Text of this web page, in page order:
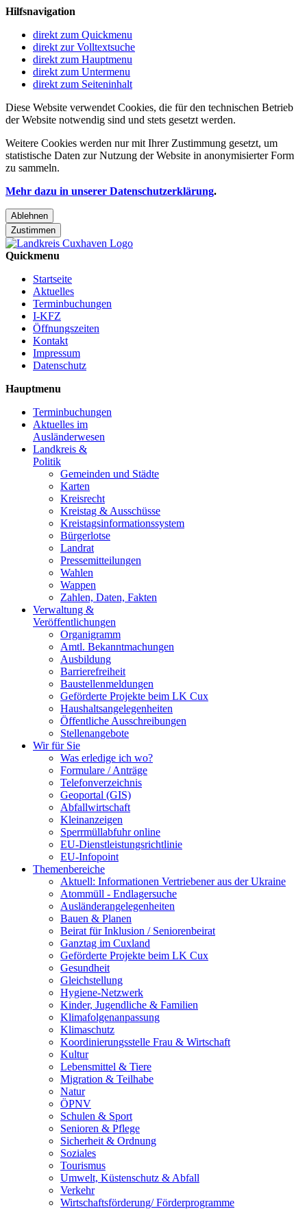
Hilfsnavigation
direkt zum Quickmenu
direkt zur Volltextsuche
direkt zum Hauptmenu
direkt zum Untermenu
direkt zum Seiteninhalt
Diese Website verwendet Cookies, die für den technischen Betrieb
der Website notwendig sind und stets gesetzt werden.
Weitere Cookies werden nur mit Ihrer Zustimmung gesetzt, um
statistische Daten zur Nutzung der Website in anonymisierter Form
zu sammeln.
Mehr dazu in unserer Datenschutzerklärung.
Ablehnen
Zustimmen
Quickmenu
Startseite
Aktuelles
Terminbuchungen
I-KFZ
Öffnungszeiten
Kontakt
Impressum
Datenschutz
Hauptmenu
Terminbuchungen
Aktuelles im
Ausländerwesen
Landkreis &
Politik
Gemeinden und Städte
Karten
Kreisrecht
Kreistag & Ausschüsse
Kreistagsinformationssystem
Bürgerlotse
Landrat
Pressemitteilungen
Wahlen
Wappen
Zahlen, Daten, Fakten
Verwaltung &
Veröffentlichungen
Organigramm
Amtl. Bekanntmachungen
Ausbildung
Barrierefreiheit
Baustellenmeldungen
Geförderte Projekte beim LK Cux
Haushaltsangelegenheiten
Öffentliche Ausschreibungen
Stellenangebote
Wir für Sie
Was erledige ich wo?
Formulare / Anträge
Telefonverzeichnis
Geoportal (GIS)
Abfallwirtschaft
Kleinanzeigen
Sperrmüllabfuhr online
EU-Dienstleistungsrichtlinie
EU-Infopoint
Themenbereiche
Aktuell: Informationen Vertriebener aus der Ukraine
Atommüll - Endlagersuche
Ausländerangelegenheiten
Bauen & Planen
Beirat für Inklusion / Seniorenbeirat
Ganztag im Cuxland
Geförderte Projekte beim LK Cux
Gesundheit
Gleichstellung
Hygiene-Netzwerk
Kinder, Jugendliche & Familien
Klimafolgenanpassung
Klimaschutz
Koordinierungsstelle Frau & Wirtschaft
Kultur
Lebensmittel & Tiere
Migration & Teilhabe
Natur
ÖPNV
Schulen & Sport
Senioren & Pflege
Sicherheit & Ordnung
Soziales
Tourismus
Umwelt, Küstenschutz & Abfall
Verkehr
Wirtschaftsförderung/ Förderprogramme